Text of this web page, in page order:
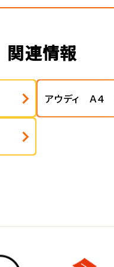
関連情報
アウディ Ａ４